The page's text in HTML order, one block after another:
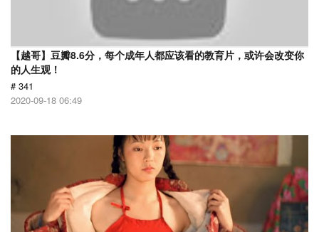
【越哥】豆瓣8.6分，每个成年人都应该看的教育片，或许会改变你
的人生观！
# 341
2020-09-18 06:49